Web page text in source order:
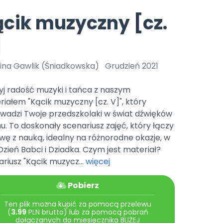
Archiwalne numery
Pomoc
Promocje
czerwca 2024 r. uzyskała
r. Nr decyzji:
Online.
Bliżej Pieska
Pomoc zwierzętom
Promowanie czytelnictwa
TikTok
YouTube
muzyczny [cz.
Gawlik (Śniadkowska) Grudzień 2021
radość muzyki i tańca z naszym
"Kącik muzyczny [cz. V]", który
Twoje przedszkolaki w świat dźwięków
To doskonały scenariusz zajęć, który łączy
z nauką, idealny na różnorodne okazje, w
Babci i Dziadka. Czym jest materiał?
"Kącik muzycz... więcej
Pobierz
Ten plik można kupić za pomocą przelewu
(3.99PLN brutto) lub za pomocą pobrań
dołączanych do miesięcznika BLIŻEJ